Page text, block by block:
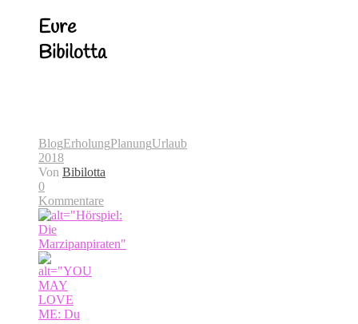
Eure
Bibilotta
BlogErholungPlanungUrlaub
2018
Von Bibilotta
0
Kommentare